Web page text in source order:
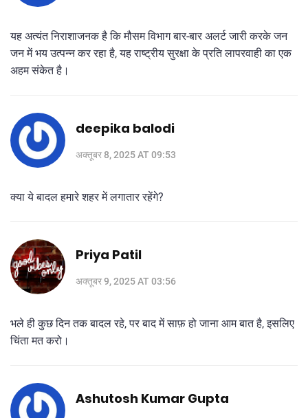
यह अत्यंत निराशाजनक है कि मौसम विभाग बार‑बार अलर्ट जारी करके जन
जन में भय उत्पन्न कर रहा है, यह राष्ट्रीय सुरक्षा के प्रति लापरवाही का एक
अहम संकेत है।
deepika balodi
अक्तूबर 8, 2025 AT 09:53
क्या ये बादल हमारे शहर में लगातार रहेंगे?
Priya Patil
अक्तूबर 9, 2025 AT 03:56
भले ही कुछ दिन तक बादल रहे, पर बाद में साफ़ हो जाना आम बात है, इसलिए
चिंता मत करो।
Ashutosh Kumar Gupta